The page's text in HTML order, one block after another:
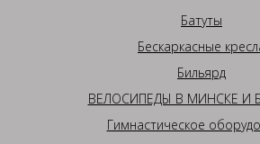
Батуты
Бескаркасные
Бильярд
ВЕЛОСИПЕДЫ В МИНСКЕ И
Гимнастическое